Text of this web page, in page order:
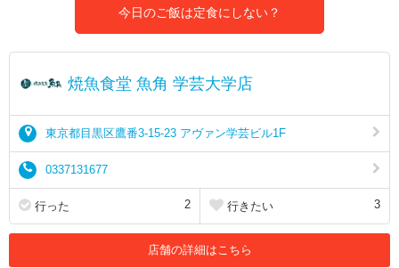
今日のご飯は定食にしない？
焼魚食堂 魚角 学芸大学店
東京都目黒区鷹番3-15-23 アヴァン学芸ビル1F
0337131677
行った 2 行きたい 3
店舗の詳細はこちら